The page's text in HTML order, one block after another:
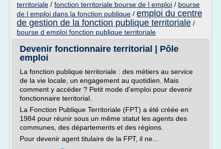
territoriale / fonction territoriale bourse de l emploi / bourse
de l emploi dans la fonction publique / emploi du centre
de gestion de la fonction publique territoriale /
bourse d emploi fonction publique territoriale
Devenir fonctionnaire territorial | Pôle
emploi
La fonction publique territoriale : des métiers au service
de la vie locale, un engagement au quotidien. Mais
comment y accéder ? Petit mode d'emploi pour devenir
fonctionnaire territorial.
La Fonction Publique Territoriale (FPT) a été créée en
1984 pour réunir sous un même statut les agents des
communes, des départements et des régions.
Pour devenir agent titulaire de la FPT, il ne...